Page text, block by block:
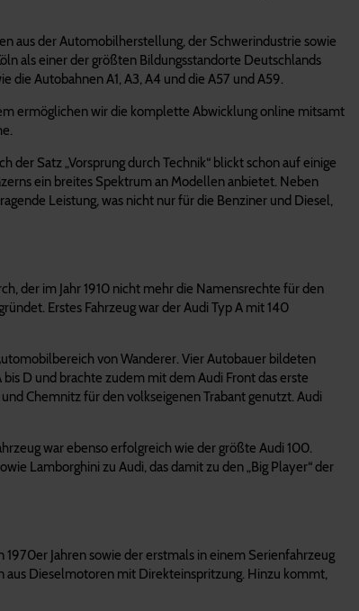
aus der Automobilherstellung, der Schwerindustrie sowie
als einer der größten Bildungsstandorte Deutschlands
Autobahnen A1, A3, A4 und die A57 und A59.
ermöglichen wir die komplette Abwicklung online mitsamt
Satz „Vorsprung durch Technik“ blickt schon auf einige
ein breites Spektrum an Modellen anbietet. Neben
Leistung, was nicht nur für die Benziner und Diesel,
der im Jahr 1910 nicht mehr die Namensrechte für den
Erstes Fahrzeug war der Audi Typ A mit 140
von Wanderer. Vier Autobauer bildeten
D und brachte zudem mit dem Audi Front das erste
Chemnitz für den volkseigenen Trabant genutzt. Audi
war ebenso erfolgreich wie der größte Audi 100.
Lamborghini zu Audi, das damit zu den „Big Player“ der
Jahren sowie der erstmals in einem Serienfahrzeug
aus Dieselmotoren mit Direkteinspritzung. Hinzu kommt,